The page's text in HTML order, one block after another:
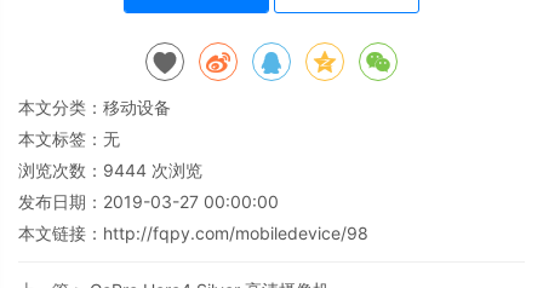
本文分类： 移动设备
本文标签：无
浏览次数： 9444 次浏览
发布日期：2019-03-27 00:00:00
本文链接： http://fqpy.com/mobiledevice/98